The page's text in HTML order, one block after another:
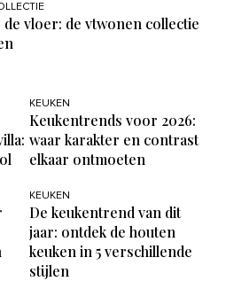
de vloer: de vtwonen collectie
KEUKEN
Keukentrends voor 2026:
waar karakter en contrast
elkaar ontmoeten
KEUKEN
De keukentrend van dit
jaar: ontdek de houten
keuken in 5 verschillende
stijlen